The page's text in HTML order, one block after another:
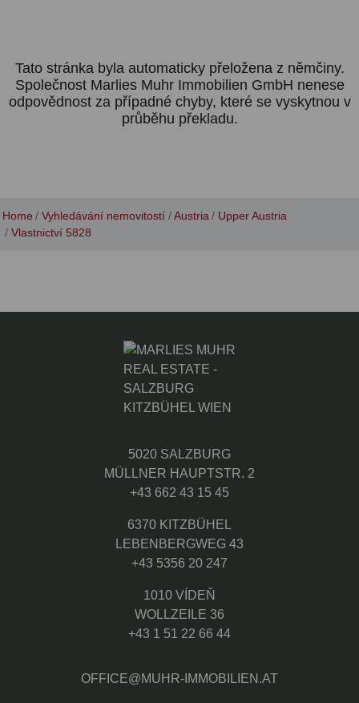
Tato stránka byla automaticky přeložena z němčiny.
Společnost Marlies Muhr Immobilien GmbH nenese
odpovědnost za případné chyby, které se vyskytnou v
průběhu překladu.
Home Vyhledávání nemovitostí Austria
Upper Austria
Vlastnictví 5828
5020 SALZBURG
MÜLLNER HAUPTSTR. 2
+43 662 43 15 45
6370 KITZBÜHEL
LEBENBERGWEG 43
+43 5356 20 247
1010 VÍDEŇ
WOLLZEILE 36
+43 1 51 22 66 44
OFFICE@MUHR-IMMOBILIEN.AT